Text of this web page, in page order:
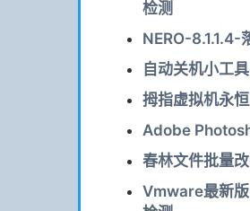
检测
NERO-8.1.1.4-
自动关机小工
拇指虚拟机永
Adobe
春林文件批量
Vmware最新